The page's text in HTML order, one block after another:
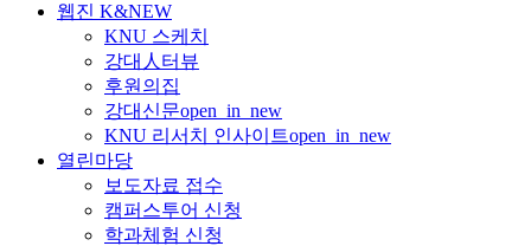
웹진 K&NEW
KNU 스케치
강대人터뷰
후원의집
강대신문open_in_new
KNU 리서치 인사이트open_in_new
열린마당
보도자료 접수
캠퍼스투어 신청
학과체험 신청